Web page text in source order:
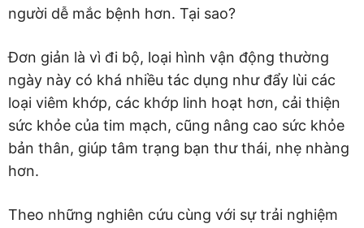
người dễ mắc bệnh hơn. Tại sao?
Đơn giản là vì đi bộ, loại hình vận động thường
ngày này có khá nhiều tác dụng như đẩy lùi các
loại viêm khớp, các khớp linh hoạt hơn, cải thiện
sức khỏe của tim mạch, cũng nâng cao sức khỏe
bản thân, giúp tâm trạng bạn thư thái, nhẹ nhàng
hơn.
Theo những nghiên cứu cùng với sự trải nghiệm